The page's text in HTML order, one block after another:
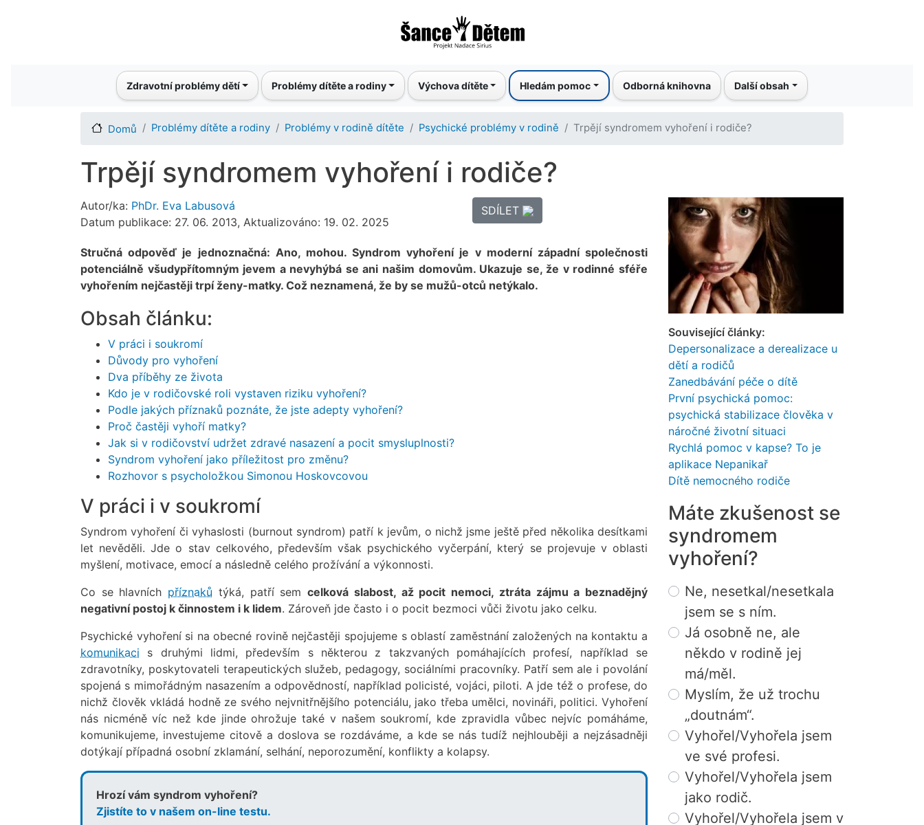
k
hlavnímu
Main navigationZdravotní problémy dětí Problémy dítěte a rodiny Výchova dítěte Hledám pomoc Odborná knihovna Další obsah
Domů Problémy dítěte a rodiny Problémy v rodině dítěte Psychické problémy v rodině Trpějí syndromem vyhoření i rodiče?
Trpějí syndromem vyhoření i rodiče?
Autor/ka: PhDr. Eva Labusová
Datum publikace: 27. 06. 2013, Aktualizováno: 19. 02. 2025
SDÍLET
Stručná odpověď je jednoznačná: Ano, mohou. Syndrom vyhoření je v moderní západní společnosti
potenciálně všudypřítomným jevem a nevyhýbá se ani našim domovům. Ukazuje se, že v rodinné sféře
vyhořením nejčastěji trpí ženy-matky. Což neznamená, že by se mužů-otců netýkalo.
Obsah článku:
V práci i soukromí
Důvody pro vyhoření
Dva příběhy ze života
Kdo je v rodičovské roli vystaven riziku vyhoření?
Podle jakých příznaků poznáte, že jste adepty vyhoření?
Proč častěji vyhoří matky?
Jak si v rodičovství udržet zdravé nasazení a pocit smysluplnosti?
Syndrom vyhoření jako příležitost pro změnu?
Rozhovor s psycholožkou Simonou Hoskovcovou
V práci i v soukromí
Syndrom vyhoření či vyhaslosti (burnout syndrom) patří k jevům, o nichž jsme ještě před několika desítkami
let nevěděli. Jde o stav celkového, především však psychického vyčerpání, který se projevuje v oblasti
myšlení, motivace, emocí a následně celého prožívání a výkonnosti.
Co se hlavních příznaků týká, patří semcelková slabost, až pocit nemoci, ztráta zájmu a beznadějný
negativní postoj k činnostem i k lidem. Zároveň jde často i o pocit bezmoci vůči životu jako celku.
Psychické vyhoření si na obecné rovině nejčastěji spojujeme s oblastí zaměstnání založených na kontaktu a
komunikaci s druhými lidmi, především s některou z takzvaných pomáhajících profesí, například se
zdravotníky, poskytovateli terapeutických služeb, pedagogy, sociálními pracovníky. Patří sem ale i povolání
spojená s mimořádným nasazením a odpovědností, například policisté, vojáci, piloti. A jde též o profese, do
nichž člověk vkládá hodně ze svého nejvnitřnějšího potenciálu, jako třeba umělci, novináři, politici. Vyhoření
nás nicméně víc než kde jinde ohrožuje také v našem soukromí, kde zpravidla vůbec nejvíc pomáháme,
komunikujeme, investujeme citově a doslova se rozdáváme, a kde se nás tudíž nejhlouběji a nejzásadněji
dotýkají případná osobní zklamání, selhání, neporozumění, konflikty a kolapsy.
Hrozí vám syndrom vyhoření?
Zjistíte to v našem on-line testu.
Související články:
Depersonalizace a derealizace u
dětí a rodičů
Zanedbávání péče o dítě
První psychická pomoc:
psychická stabilizace člověka v
náročné životní situaci
Rychlá pomoc v kapse? To je
aplikace Nepanikař
Dítě nemocného rodiče
Máte zkušenost se
syndromem
vyhoření?
Choices
Ne, nesetkal/nesetkala
jsem se s ním.
Já osobně ne, ale
někdo v rodině jej
má/měl.
Myslím, že už trochu
„doutnám“.
Vyhořel/Vyhořela jsem
ve své profesi.
Vyhořel/Vyhořela jsem
jako rodič.
Vyhořel/Vyhořela jsem v